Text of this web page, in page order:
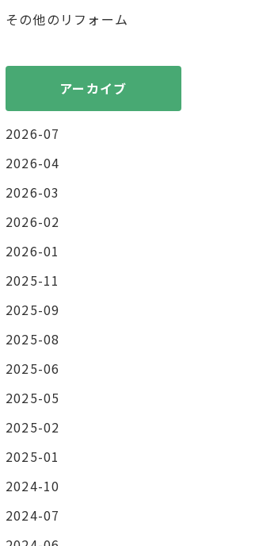
その他のリフォーム
アーカイブ
2026-07
2026-04
2026-03
2026-02
2026-01
2025-11
2025-09
2025-08
2025-06
2025-05
2025-02
2025-01
2024-10
2024-07